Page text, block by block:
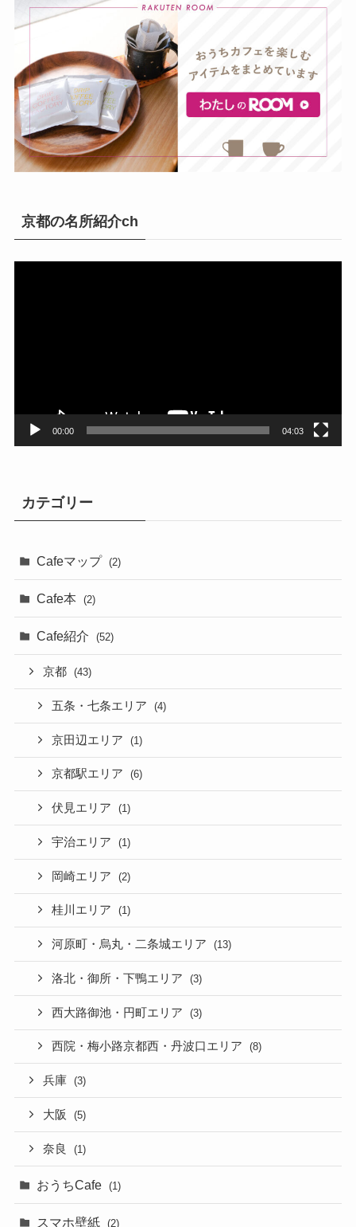
京都の名所紹介ch
00:00 04:03
カテゴリー
Cafeマップ (2)
Cafe本 (2)
Cafe紹介 (52)
京都 (43)
五条・七条エリア (4)
京田辺エリア (1)
京都駅エリア (6)
伏見エリア (1)
宇治エリア (1)
岡崎エリア (2)
桂川エリア (1)
河原町・烏丸・二条城エリア (13)
洛北・御所・下鴨エリア (3)
西大路御池・円町エリア (3)
西院・梅小路京都西・丹波口エリア (8)
兵庫 (3)
大阪 (5)
奈良 (1)
おうちCafe (1)
スマホ壁紙 (2)